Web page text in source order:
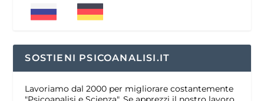
SOSTIENI PSICOANALISI.IT
Lavoriamo dal 2000 per migliorare costantemente